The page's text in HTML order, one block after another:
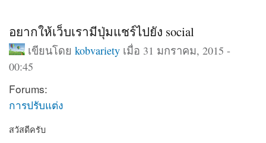
อยากให้เว็บเรามีปุ่มแชร์ไปยัง social
เขียนโดย kobvarietyเมื่อ 31 มกราคม, 2015 -
00:45
Forums:
การปรับแต่ง
สวัสดีครับ